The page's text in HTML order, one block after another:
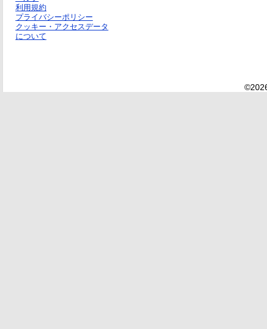
利用規約
プライバシーポリシー
クッキー・アクセスデータ
について